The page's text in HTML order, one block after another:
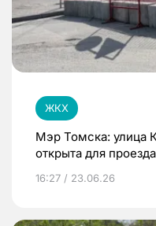
ЖКХ
Мэр Томска: улица
открыта для
16:27 / 23.06.26